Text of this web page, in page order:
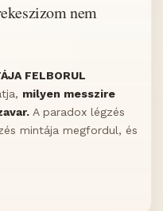
nem
FELBORUL
milyen messzire
A paradox légzés
mintája megfordul, és